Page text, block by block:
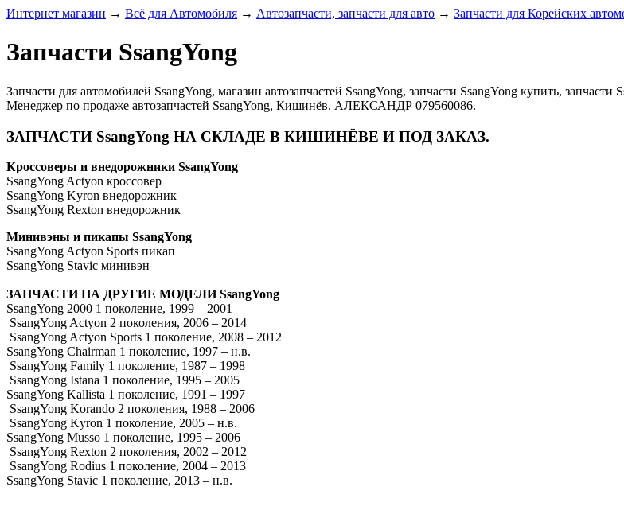
Интернет магазин → Всё для Автомобиля → Автозапчасти, запчасти для авто → Запчасти для Корейских
Запчасти SsangYong
Запчасти для автомобилей SsangYong, магазин автозапчастей SsangYong, запчасти SsangYong купить,
Менеджер по продаже автозапчастей SsangYong, Кишинёв. АЛЕКСАНДР 079560086.
ЗАПЧАСТИ SsangYong НА СКЛАДЕ В КИШИНЁВЕ И ПОД ЗАКАЗ.
Кроссоверы и внедорожники SsangYong
SsangYong Actyon кроссовер
SsangYong Kyron внедорожник
SsangYong Rexton внедорожник
Минивэны и пикапы SsangYong
SsangYong Actyon Sports пикап
SsangYong Stavic минивэн
ЗАПЧАСТИ НА ДРУГИЕ МОДЕЛИ SsangYong
SsangYong 2000 1 поколение, 1999 – 2001
SsangYong Actyon 2 поколения, 2006 – 2014
SsangYong Actyon Sports 1 поколение, 2008 – 2012
SsangYong Chairman 1 поколение, 1997 – н.в.
SsangYong Family 1 поколение, 1987 – 1998
SsangYong Istana 1 поколение, 1995 – 2005
SsangYong Kallista 1 поколение, 1991 – 1997
SsangYong Korando 2 поколения, 1988 – 2006
SsangYong Kyron 1 поколение, 2005 – н.в.
SsangYong Musso 1 поколение, 1995 – 2006
SsangYong Rexton 2 поколения, 2002 – 2012
SsangYong Rodius 1 поколение, 2004 – 2013
SsangYong Stavic 1 поколение, 2013 – н.в.